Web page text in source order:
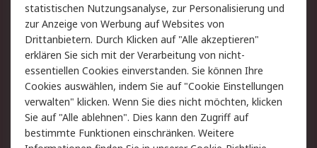
Hilfe
Rechtliches
AGB
Datenschutz
Cookie-Richtlinie
Zahlungsbedingungen
Copyright/Impressum
statistischen Nutzungsanalyse, zur Personalisierung und
zur Anzeige von Werbung auf Websites von
Drittanbietern. Durch Klicken auf "Alle akzeptieren"
erklären Sie sich mit der Verarbeitung von nicht-
essentiellen Cookies einverstanden. Sie können Ihre
Cookies auswählen, indem Sie auf "Cookie Einstellungen
verwalten" klicken. Wenn Sie dies nicht möchten, klicken
Sie auf "Alle ablehnen". Dies kann den Zugriff auf
bestimmte Funktionen einschränken. Weitere